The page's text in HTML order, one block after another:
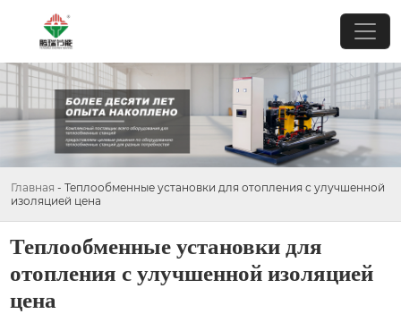
Главная - Теплообменные установки для отопления с улучшенной
изоляцией цена
Теплообменные установки для
отопления с улучшенной изоляцией
цена